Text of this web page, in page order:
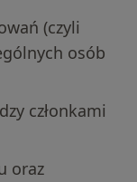
(czyli
osób
członkami
oraz